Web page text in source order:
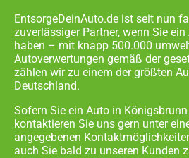
EntsorgeDeinAuto.de ist seit nun
zuverlässiger Partner, wenn Sie
haben – mit knapp 500.000
Autoverwertungen gemäß der
zählen wir zu einem der größten
Deutschland.
Sofern Sie ein Auto in
kontaktieren Sie uns gern unter
angegebenen
auch Sie bald zu unseren Kunden